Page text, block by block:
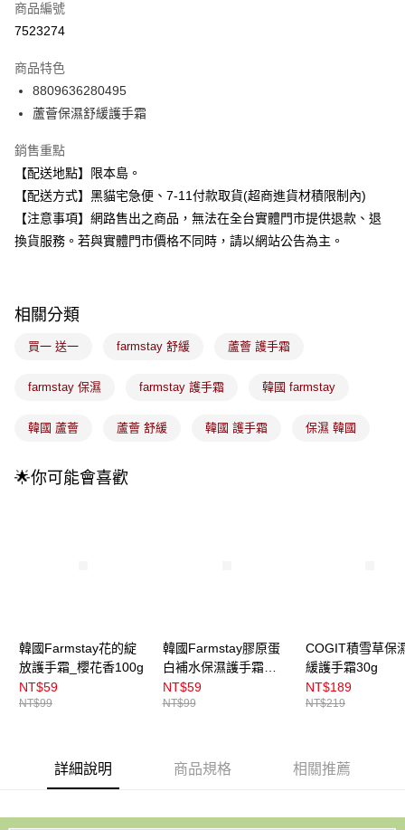
超商取貨付款
Apple Pay
街口支付
悠遊付
Google Pay
全盈+PAY
1.本服務由台灣大哥大提供，台灣大哥大用戶可立即使用無須另外申請。
流程，驗證手機門號後，選擇欲分期的期數、繳款截止日，確認付款後即完
4.訂單成立30分鐘內，如未前往確認交易或遇審核未通過，訂單將自動取
法說明評估內容。
醒簡訊。
3.完整用戶服務條款，請詳閱以下連結：https://oppay.tw/userRule
ATM付款
運送方式
全家取貨付款
每筆NT$100，滿NT$899(含以上)免運費
每筆NT$100，滿NT$899(含以上)免運費
宅配(離島)
每筆NT$300，滿NT$3,000(含以上)免運費
商品編號
7523274
商品特色
8809636280495
蘆薈保濕舒緩護手霜
銷售重點
【配送地點】限本島。
【配送方式】黑貓宅急便、7-11付款取貨(超商進貨材積限制內)
【注意事項】網路售出之商品，無法在全台實體門市提供退款、退
換貨服務。若與實體門市價格不同時，請以網站公告為主。
相關分類
買一 送一 farmstay 舒緩 蘆薈 護手霜
farmstay 保濕 farmstay 護手霜 韓國 farmstay
韓國 蘆薈 蘆薈 舒緩 韓國 護手霜 保濕 韓國
🌟你可能會喜歡
韓國Farmstay花的綻
放護手霜_櫻花香100g
NT$59
NT$99
韓國Farmstay膠原蛋
白補水保濕護手霜
100g
NT$59
NT$99
COGIT積雪草保
緩護手霜30g
NT$189
NT$219
詳細說明 商品規格 相關推薦